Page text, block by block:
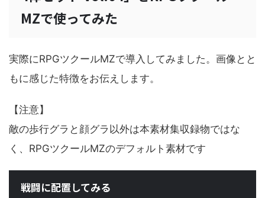
MZで使ってみた
実際にRPGツクールMZで導入してみました。画像とと
もに感じた特徴をお伝えします。
【注意】
敵の歩行グラと顔グラ以外は本素材集収録物ではな
く、RPGツクールMZのデフォルト素材です
戦闘に配置してみる